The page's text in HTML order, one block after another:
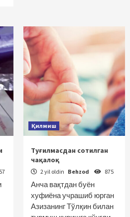
Қилмиш
Туғилмасдан сотилган
чақалоқ
2 yil oldin Behzod 875
Анча вақтдан буён
хуфиёна учрашиб юрган
Азизанинг Тўлқин билан